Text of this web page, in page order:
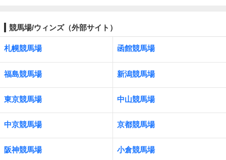
競馬場/ウィンズ（外部サイト）
札幌競馬場 函館競馬場
福島競馬場 新潟競馬場
東京競馬場 中山競馬場
中京競馬場 京都競馬場
阪神競馬場 小倉競馬場